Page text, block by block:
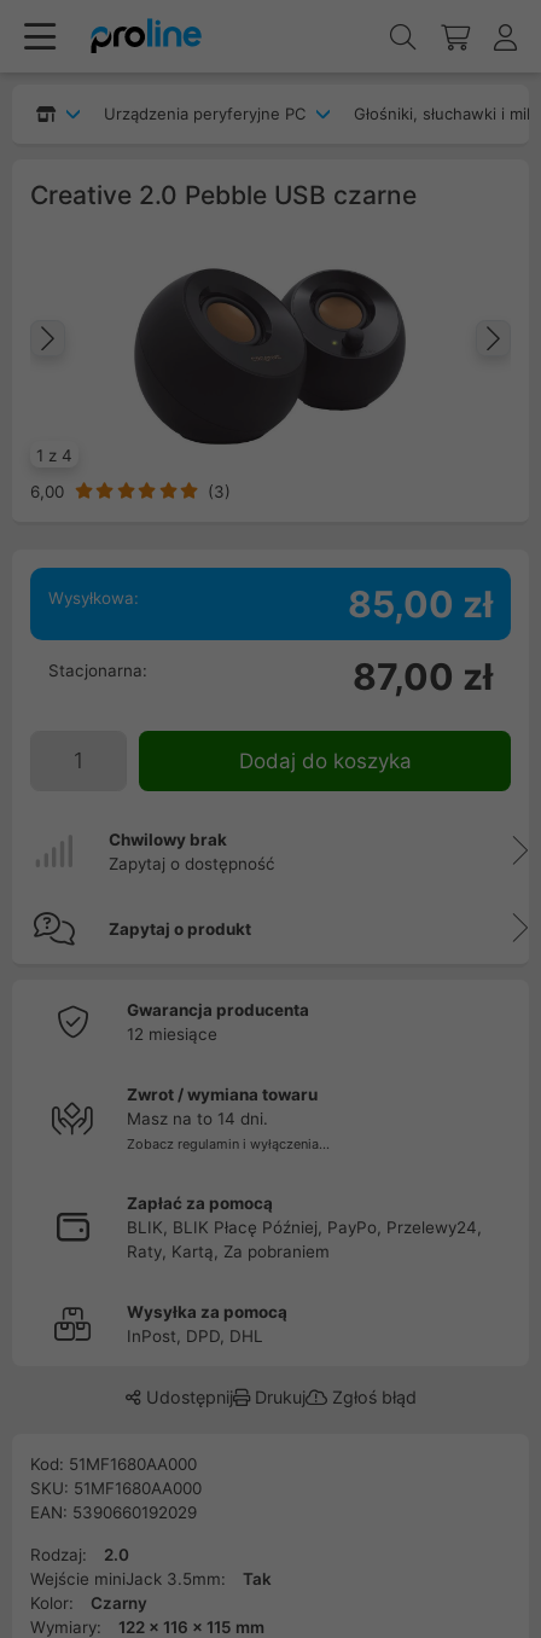
Urządzenia peryferyjne PC Głośniki, słuchawki i
Creative 2.0 Pebble USB czarne
1 z 4
Poprzedni
6,00 (3)
Wysyłkowa: 85,00 zł
Stacjonarna: 87,00 zł
Dodaj do koszyka
Chwilowy brak
Zapytaj o dostępność
Zapytaj o produkt
Gwarancja producenta
12 miesiące
Zwrot / wymiana towaru
Masz na to 14 dni.
Zobacz regulamin i wyłączenia...
Zapłać za pomocą
BLIK, BLIK Płacę Później, PayPo, Przelewy24,
Raty, Kartą, Za pobraniem
Wysyłka za pomocą
InPost, DPD, DHL
Udostępnij Drukuj Zgłoś błąd
Kod: 51MF1680AA000
SKU: 51MF1680AA000
EAN: 5390660192029
Rodzaj:
2.0
Wejście miniJack 3.5mm:
Tak
Kolor:
Czarny
Wymiary:
122 x 116 x 115 mm